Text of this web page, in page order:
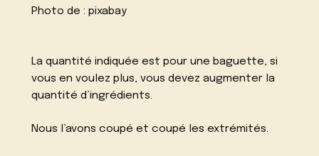
Photo de :pixabay
La quantité indiquée est pour une baguette, si
vous en voulez plus, vous devez augmenter la
quantité d’ingrédients.
Nous l’avons coupé et coupé les extrémités.